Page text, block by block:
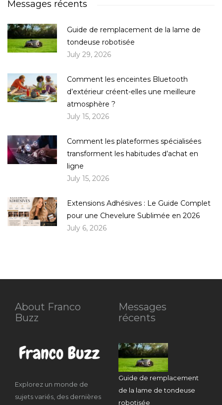
Messages récents
Guide de remplacement de la lame de
tondeuse robotisée
July 29, 2026
Comment les enceintes Bluetooth
d’extérieur créent-elles une meilleure
atmosphère ?
July 15, 2026
Comment les plateformes spécialisées
transforment les habitudes d’achat en
ligne
July 15, 2026
Extensions Adhésives : Le Guide Complet
pour une Chevelure Sublimée en 2026
July 6, 2026
About Franco
Buzz
Explorez un monde de
sujets variés, des dernières
Messages
récents
Guide de remplacement
de la lame de tondeuse
robotisée